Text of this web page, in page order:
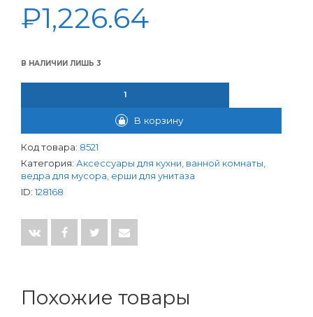
₽1,226.64
В НАЛИЧИИ ЛИШЬ 3
В корзину
Код товара: 8521
Категория: Аксессуары для кухни, ванной комнаты,
ведра для мусора, ерши для унитаза
ID: 128168
Похожие товары